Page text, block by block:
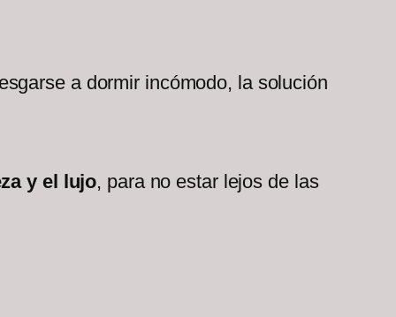
a dormir incómodo, la solución
y el lujo, para no estar lejos de las